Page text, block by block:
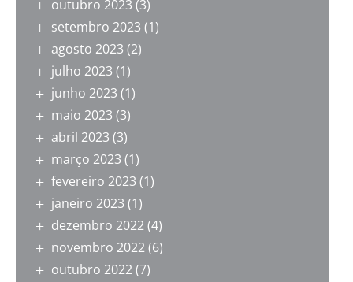
outubro 2023 (3)
setembro 2023 (1)
agosto 2023 (2)
julho 2023 (1)
junho 2023 (1)
maio 2023 (3)
abril 2023 (3)
março 2023 (1)
fevereiro 2023 (1)
janeiro 2023 (1)
dezembro 2022(4)
novembro 2022(6)
outubro 2022(7)